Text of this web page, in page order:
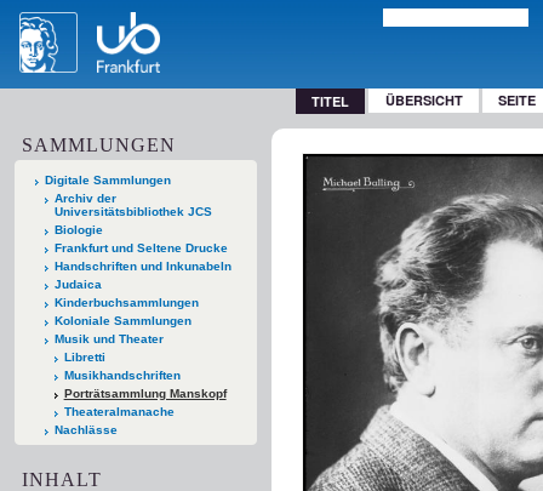
TITEL ÜBERSICHT SEITE
SAMMLUNGEN
Digitale Sammlungen
Archiv der
Universitätsbibliothek JCS
Biologie
Frankfurt und Seltene Drucke
Handschriften und Inkunabeln
Judaica
Kinderbuchsammlungen
Koloniale Sammlungen
Musik und Theater
Libretti
Musikhandschriften
Porträtsammlung Manskopf
Theateralmanache
Nachlässe
INHALT